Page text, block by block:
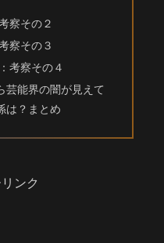
察その２
察その３
考察その４
芸能界の闇が見えて
は？まとめ
ンク